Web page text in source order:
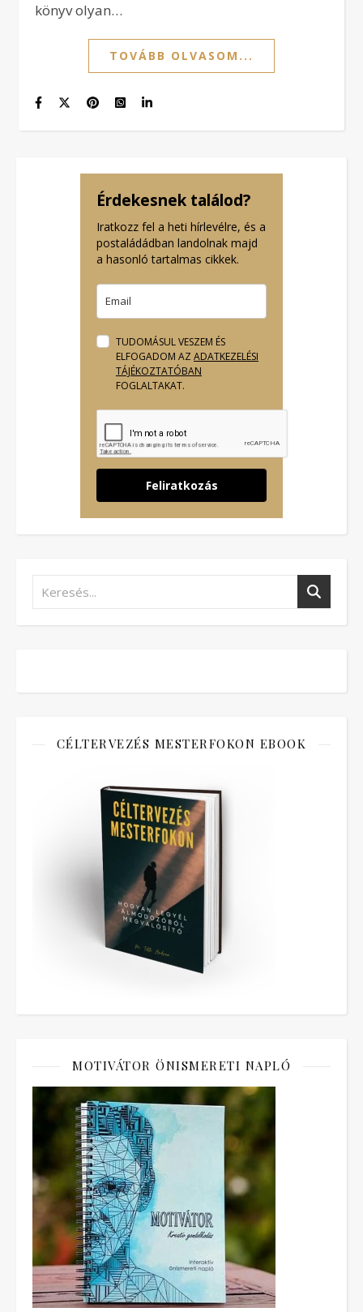
könyv olyan…
TOVÁBB OLVASOM...
Érdekesnek találod?
Iratkozz fel a heti hírlevélre, és a
postaládádban landolnak majd
a hasonló tartalmas cikkek.
TUDOMÁSUL VESZEM ÉS
ELFOGADOM AZ ADATKEZELÉSI
TÁJÉKOZTATÓBAN
FOGLALTAKAT.
Feliratkozás
CÉLTERVEZÉS MESTERFOKON EBOOK
MOTIVÁTOR ÖNISMERETI NAPLÓ